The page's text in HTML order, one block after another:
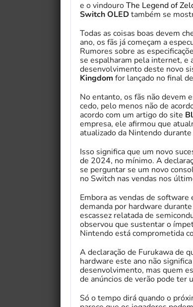
e o vindouroThe Legend of
Switch OLEDtambém se
Todas as coisas boas devem
ano, os fãs já começam a
Rumores sobre as
se espalharam pela internet, e
desenvolvimento deste novo
Kingdom for lançado no final
No entanto, os fãs não devem
cedo, pelo menos não de
acordo com um artigo do site
empresa, ele afirmou que
atualizado da Nintendo
Isso significa que um novo
de 2024, no mínimo. A
se perguntar se um novo
no Switch nas vendas nos
Embora as vendas de
demanda por hardware
escassez relatada de
observou que sustentar o
Nintendo está comprometida
A declaração de Furukawa de
hardware este ano não
desenvolvimento, mas quem
de anúncios de verão pode ter
Só o tempo dirá quando o